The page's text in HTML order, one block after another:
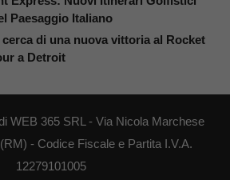
Paesaggio Italiano
di una nuova vittoria al Rocket
a Detroit
WEB 365 SRL - Via Nicola Marchese
- Codice Fiscale e Partita I.V.A.
12279101005